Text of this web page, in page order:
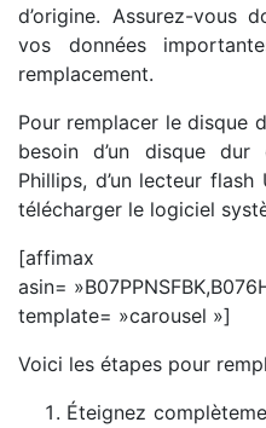
d’origine. Assurez-vous
vos données
remplacement.
Pour remplacer le disque
besoin d’un disque dur
Phillips, d’un lecteur
télécharger le logiciel
[affimax
asin=
template= »carousel »]
Voici les étapes pour
Éteignez